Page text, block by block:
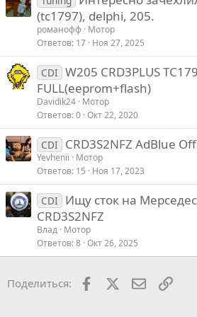
(tc1797), delphi, 205.
романофф
Мотор
Ответов 17 Ноя 27, 2025
CDI W205 CRD3PLUS
FULL(eeprom+flash)
Davidik24 Мотор
Ответов 0 Окт 22, 2020
CDI CRD3S2NFZ AdBlue Off
Yevhenii
Мотор
Ответов 15 Ноя 17, 2023
CDI
Ищу сток на
CRD3S2NFZ
Влад Мотор
Ответов 8 Окт 26, 2025
Поделиться: Facebook Почта